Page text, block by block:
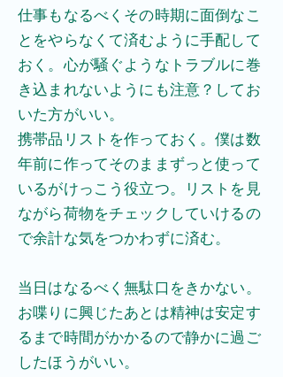
仕事もなるべくその時期に面倒なこ
とをやらなくて済むように手配して
おく。心が騒ぐようなトラブルに巻
き込まれないようにも注意？してお
いた方がいい。
​携帯品リストを作っておく。僕は数
年前に作ってそのままずっと使って
いるがけっこう役立つ。リストを見
ながら荷物をチェックしていけるの
で余計な気をつかわずに済む。
​当日はなるべく無駄口をきかない。
お喋りに興じたあとは精神は安定す
るまで時間がかかるので静かに過ご
したほうがいい。